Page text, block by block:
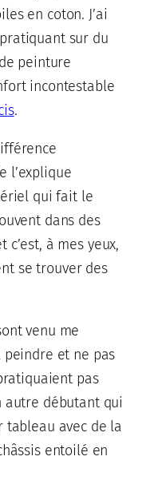
en coton. J’ai
sur du
peinture
incontestable
.
l’explique
qui fait le
dans des
à mes yeux,
se trouver des
venu me
peindre et ne pas
pas
autre débutant qui
avec de la
entoilé en